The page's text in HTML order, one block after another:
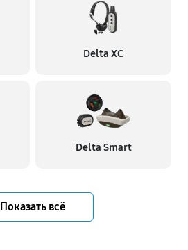
Delta XC
Delta Smart
Показать всё